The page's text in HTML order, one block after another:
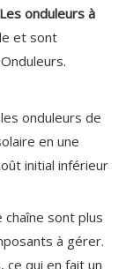
Les onduleurs à
et sont
onduleurs de
en une
initial inférieur
sont plus
à gérer.
qui en fait un